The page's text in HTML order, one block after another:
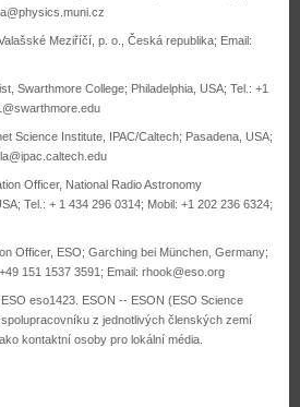
Meziříčí, p. o., Česká republika; Email:
Swarthmore College; Philadelphia, USA; Tel.: +1
Science Institute, IPAC/Caltech; Pasadena, USA;
Officer, National Radio Astronomy
Tel.: + 1 434 296 0314; Mobil: +1 202 236 6324;
Officer, ESO; Garching bei München, Germany;
151 1537 3591; Email: rhook@eso.org
eso1423. ESON -- ESON (ESO Science
z jednotlivých členských zemí
kontaktní osoby pro lokální média.